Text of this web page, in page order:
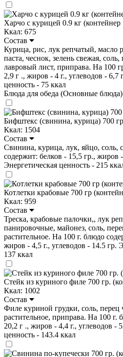
Харчо с курицей 0.9 кг (контейнер
Ккал: 675
Состав
Курица, рис, лук репчатый, масло
паста, чеснок, зелень свежая,
лавровый лист, приправа. На 100
2,9 г ., жиров - 4 г., углеводов - 6,7
ценность - 75 ккал
Блюда для обеда (Основные блюда)
Бифштекс (свинина, курица) 700
Ккал: 1504
Состав
Свинина, курица, лук, яйцо, соль,
содержит: белков - 15,5 гр., жиров
Энергетическая ценность - 215
Котлетки крабовые 700 гр
Ккал: 959
Состав
Треска, крабовые палочки,, лук
панировочные, майонез, соль,
растительное. На 100 г. блюдо
жиров - 4,5 г., углеводов - 14.5 гр.
137 ккал
Стейк из куриного филе 700 гр.
Ккал: 1002
Состав
Филе куриной грудки, соль,
растительное, приправа. На 100 г.
20,2 г ., жиров - 4,4 г., углеводов -
ценность - 143.4 ккал